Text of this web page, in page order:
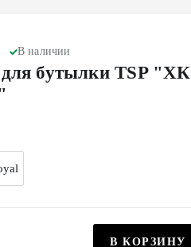
В наличии
для бутылки TSP "ХК
В КОРЗИНУ